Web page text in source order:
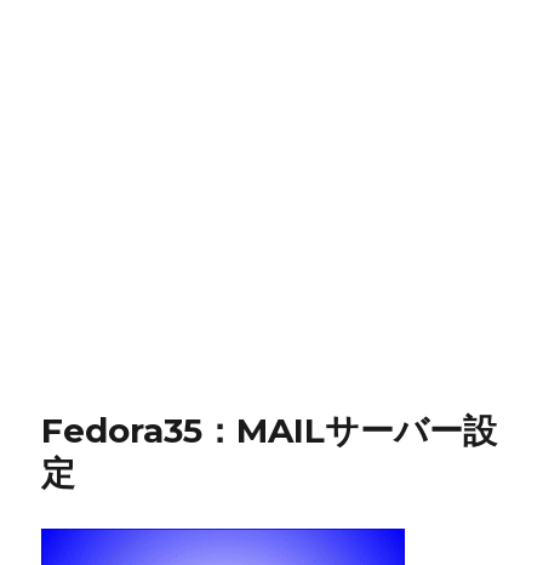
Fedora35：MAILサーバー設
定